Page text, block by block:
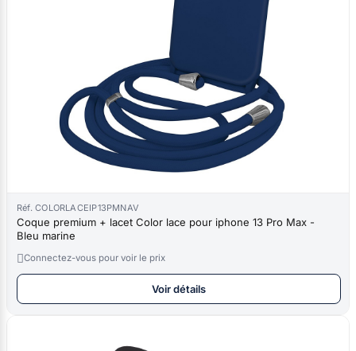
Réf. COLORLACEIP13PMNAV
Coque premium + lacet Color lace pour iphone 13 Pro Max -
Bleu marine
Connectez-vous pour voir le prix
Voir détails